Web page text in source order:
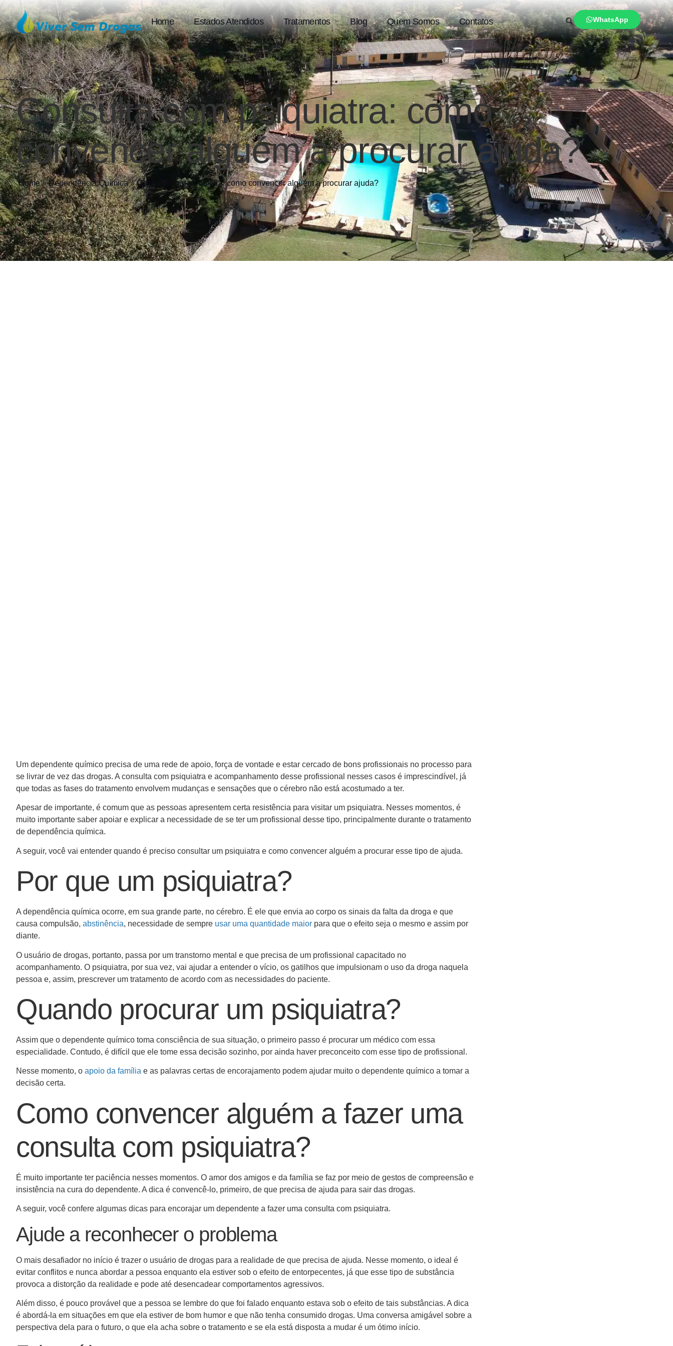
Home Estados Atendidos Tratamentos Blog Quem Somos Contatos WhatsApp
Consulta com psiquiatra: como
convencer alguém a procurar ajuda?
Home»Dependência Química»Consulta com psiquiatra: como convencer alguém a procurar ajuda?
Um dependente químico precisa de uma rede de apoio, força de vontade e estar cercado de bons profissionais no processo para
se livrar de vez das drogas. A consulta com psiquiatra e acompanhamento desse profissional nesses casos é imprescindível, já
que todas as fases do tratamento envolvem mudanças e sensações que o cérebro não está acostumado a ter.
Apesar de importante, é comum que as pessoas apresentem certa resistência para visitar um psiquiatra. Nesses momentos, é
muito importante saber apoiar e explicar a necessidade de se ter um profissional desse tipo, principalmente durante o tratamento
de dependência química.
A seguir, você vai entender quando é preciso consultar um psiquiatra e como convencer alguém a procurar esse tipo de ajuda.
Por que um psiquiatra?
A dependência química ocorre, em sua grande parte, no cérebro. É ele que envia ao corpo os sinais da falta da droga e que
causa compulsão, abstinência, necessidade de sempre usar uma quantidade maior para que o efeito seja o mesmo e assim por
diante.
O usuário de drogas, portanto, passa por um transtorno mental e que precisa de um profissional capacitado no
acompanhamento. O psiquiatra, por sua vez, vai ajudar a entender o vício, os gatilhos que impulsionam o uso da droga naquela
pessoa e, assim, prescrever um tratamento de acordo com as necessidades do paciente.
Quando procurar um psiquiatra?
Assim que o dependente químico toma consciência de sua situação, o primeiro passo é procurar um médico com essa
especialidade. Contudo, é difícil que ele tome essa decisão sozinho, por ainda haver preconceito com esse tipo de profissional.
Nesse momento, o apoio da família e as palavras certas de encorajamento podem ajudar muito o dependente químico a tomar a
decisão certa.
Como convencer alguém a fazer uma
consulta com psiquiatra?
É muito importante ter paciência nesses momentos. O amor dos amigos e da família se faz por meio de gestos de compreensão e
insistência na cura do dependente. A dica é convencê-lo, primeiro, de que precisa de ajuda para sair das drogas.
A seguir, você confere algumas dicas para encorajar um dependente a fazer uma consulta com psiquiatra.
Ajude a reconhecer o problema
O mais desafiador no início é trazer o usuário de drogas para a realidade de que precisa de ajuda. Nesse momento, o ideal é
evitar conflitos e nunca abordar a pessoa enquanto ela estiver sob o efeito de entorpecentes, já que esse tipo de substância
provoca a distorção da realidade e pode até desencadear comportamentos agressivos.
Além disso, é pouco provável que a pessoa se lembre do que foi falado enquanto estava sob o efeito de tais substâncias. A dica
é abordá-la em situações em que ela estiver de bom humor e que não tenha consumido drogas. Uma conversa amigável sobre a
perspectiva dela para o futuro, o que ela acha sobre o tratamento e se ela está disposta a mudar é um ótimo início.